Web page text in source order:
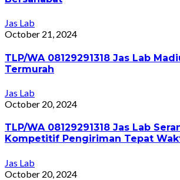
Jas Lab
October 21, 2024
TLP/WA 08129291318 Jas Lab
Termurah
Jas Lab
October 20, 2024
TLP/WA 08129291318 Jas Lab
Kompetitif Pengiriman Tepat
Jas Lab
October 20, 2024